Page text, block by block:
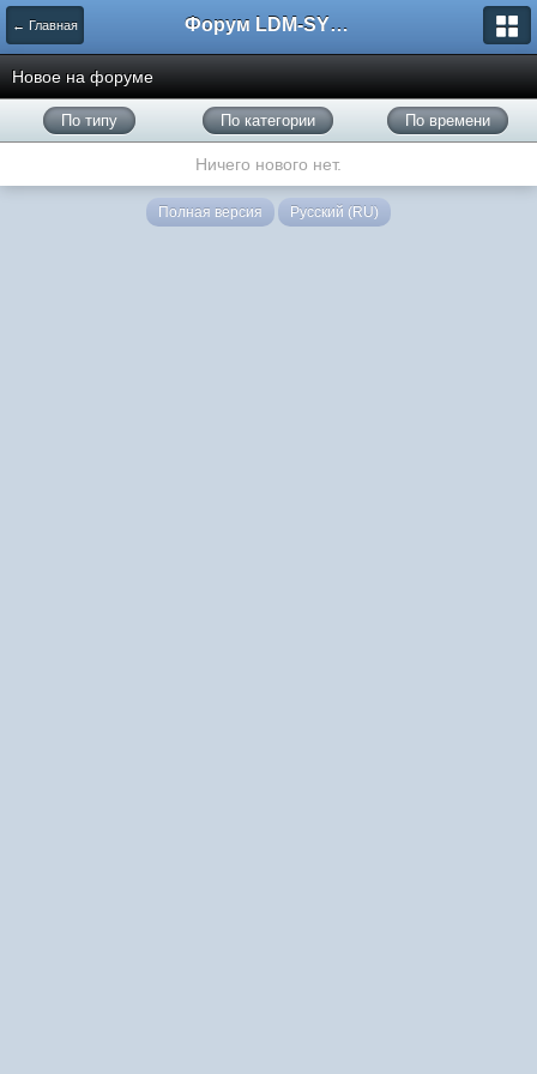
← Главная Форум LDM-SYSTEMS
Новое на форуме
По типу По категории По времени
Ничего нового нет.
Полная версия Русский (RU)